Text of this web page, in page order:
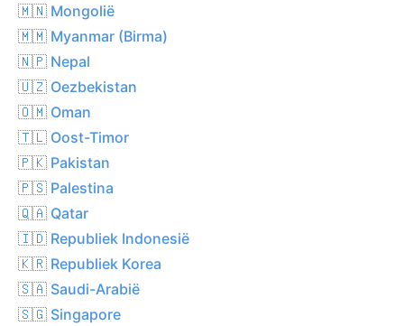
🇲🇳 Mongolië
🇲🇲 Myanmar (Birma)
🇳🇵 Nepal
🇺🇿 Oezbekistan
🇴🇲 Oman
🇹🇱 Oost-Timor
🇵🇰 Pakistan
🇵🇸 Palestina
🇶🇦 Qatar
🇮🇩 Republiek Indonesië
🇰🇷 Republiek Korea
🇸🇦 Saudi-Arabië
🇸🇬 Singapore